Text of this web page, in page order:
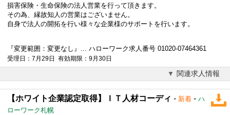
損害保険・生命保険の法人営業を行って頂きます。
その為、縁故知人の営業はございません。
自身で法人の開拓を行い様々な企業様のサポートを行います。
『変更範囲：変更なし』... ハローワーク求人番号 01020-07464361
受理日：7月29日 有効期限：9月30日
関連求人情報
【ホワイト企業認定取得】ＩＴ人材コーディ - 新着 - ハ
ローワーク札幌